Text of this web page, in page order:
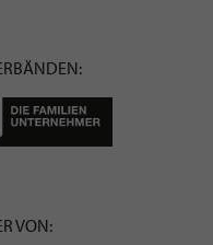
VON: